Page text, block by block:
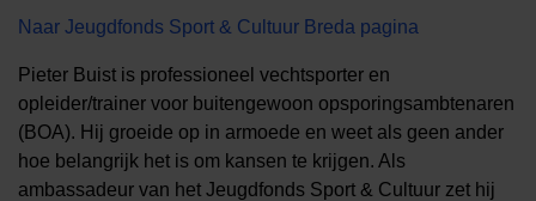
Naar Jeugdfonds Sport & Cultuur Breda pagina
Pieter Buist is professioneel vechtsporter en
opleider/trainer voor buitengewoon opsporingsambtenaren
(BOA). Hij groeide op in armoede en weet als geen ander
hoe belangrijk het is om kansen te krijgen. Als
ambassadeur van het Jeugdfonds Sport & Cultuur zet hij